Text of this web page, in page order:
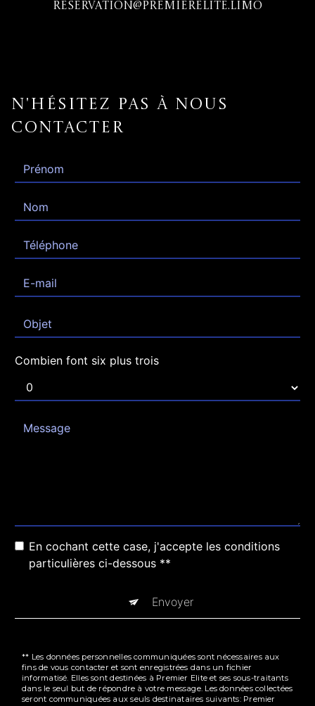
Reservation@premierelite.limo
N'hésitez pas à nous
contacter
Combien font six plus trois
En cochant cette case, j'accepte les conditions
particulières ci-dessous **
Envoyer
** Les données personnelles communiquées sont nécessaires aux
fins de vous contacter et sont enregistrées dans un fichier
informatisé. Elles sont destinées à Premier Elite et ses sous-traitants
dans le seul but de répondre à votre message. Les données collectées
seront communiquées aux seuls destinataires suivants: Premier